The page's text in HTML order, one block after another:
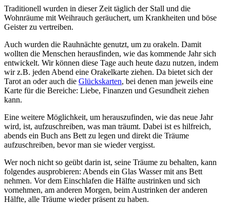
Traditionell wurden in dieser Zeit täglich der Stall und die
Wohnräume mit Weihrauch geräuchert, um Krankheiten und böse
Geister zu vertreiben.
Auch wurden die Rauhnächte genutzt, um zu orakeln. Damit
wollten die Menschen herausfinden, wie das kommende Jahr sich
entwickelt. Wir können diese Tage auch heute dazu nutzen, indem
wir z.B. jeden Abend eine Orakelkarte ziehen. Da bietet sich der
Tarot an oder auch die Glückskarten, bei denen man jeweils eine
Karte für die Bereiche: Liebe, Finanzen und Gesundheit ziehen
kann.
Eine weitere Möglichkeit, um herauszufinden, wie das neue Jahr
wird, ist, aufzuschreiben, was man träumt. Dabei ist es hilfreich,
abends ein Buch ans Bett zu legen und direkt die Träume
aufzuschreiben, bevor man sie wieder vergisst.
Wer noch nicht so geübt darin ist, seine Träume zu behalten, kann
folgendes ausprobieren: Abends ein Glas Wasser mit ans Bett
nehmen. Vor dem Einschlafen die Hälfte austrinken und sich
vornehmen, am anderen Morgen, beim Austrinken der anderen
Hälfte, alle Träume wieder präsent zu haben.